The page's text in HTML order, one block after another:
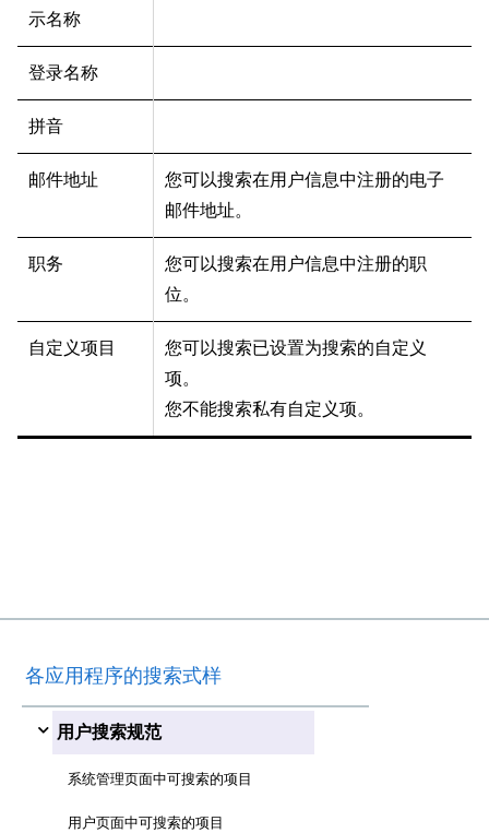
示名称
登录名称
拼音
邮件地址
您可以搜索在用户信息中注册的电子
邮件地址。
职务
您可以搜索在用户信息中注册的职
位。
自定义项目
您可以搜索已设置为搜索的自定义
项。
您不能搜索私有自定义项。
各应用程序的搜索式样
用户搜索规范
系统管理页面中可搜索的项目
用户页面中可搜索的项目